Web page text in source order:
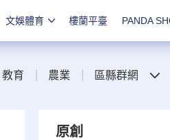
文娛體育 樓蘭平臺 PANDA
教育 農業 區縣群網
原創